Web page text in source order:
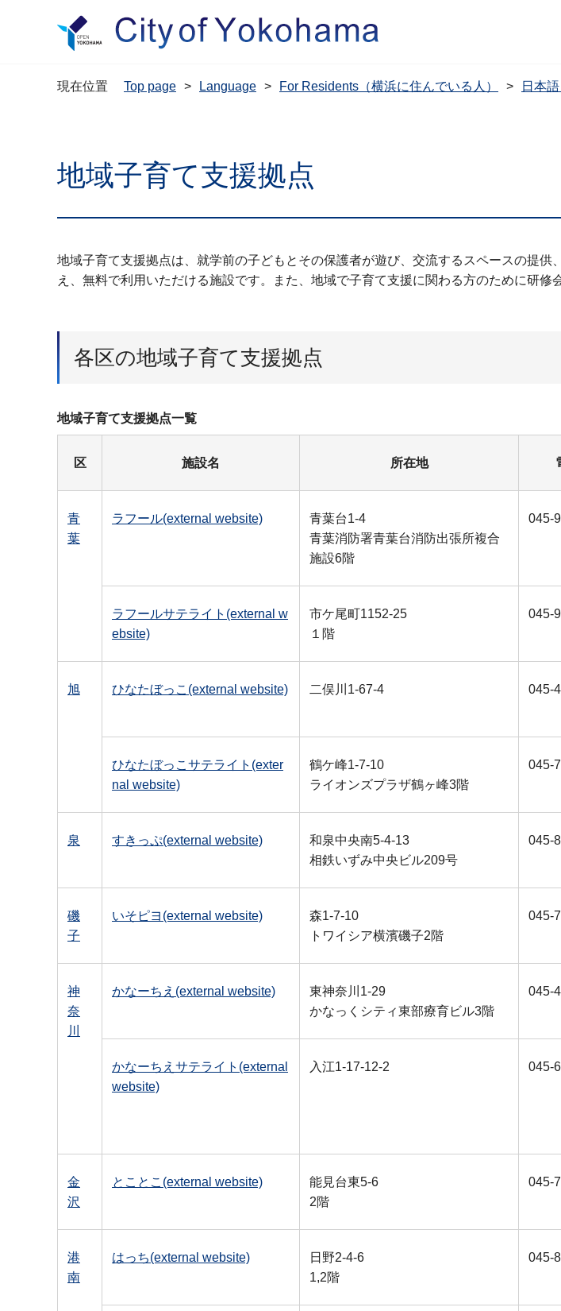
現在位置 Top page Language For Residents（横浜に住んでいる人） 日本
地域子育て支援拠点
地域子育て支援拠点は、就学前の子どもとその保護者が遊び、交流するスペースの提
え、無料で利用いただける施設です。また、地域で子育て支援に関わる方のために研修
各区の地域子育て支援拠点
地域子育て支援拠点一覧
区 施設名 所在地
青
葉
ラフール(external website)
青葉台1-4
青葉消防署青葉台消防出張所複合
施設6階
045-
ラフールサテライト(external w
ebsite)
市ケ尾町1152-25
１階
045-
旭 ひなたぼっこ(external website) 二俣川1-67-4 045-
ひなたぼっこサテライト(exter
nal website)
鶴ケ峰1-7-10
ライオンズプラザ鶴ヶ峰3階
045-
泉 すきっぷ(external website)
和泉中央南5-4-13
相鉄いずみ中央ビル209号
045-
磯
子
いそピヨ(external website)
森1-7-10
トワイシア横濱磯子2階
045-
神
奈
川
かなーちえ(external website)
東神奈川1-29
かなっくシティ東部療育ビル3階
045-
かなーちえサテライト(external
website)
入江1-17-12-2 045-
金
沢
とことこ(external website)
能見台東5-6
2階
045-
港
南
はっち(external website)
日野2-4-6
1,2階
045-